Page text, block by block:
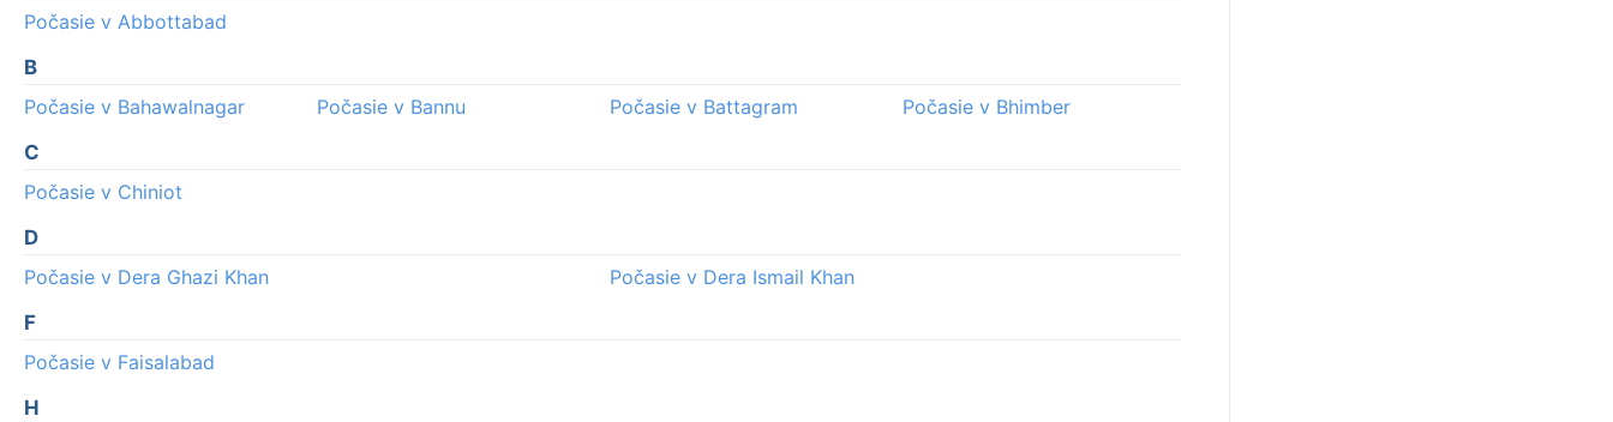
Počasie v Abbottabad
B
Počasie v Bahawalnagar
Počasie v Bannu Počasie v Battagram
Počasie v Bhimber
C
Počasie v Chiniot
D
Počasie v Dera Ghazi Khan
Počasie v Dera Ismail Khan
F
Počasie v Faisalabad
H